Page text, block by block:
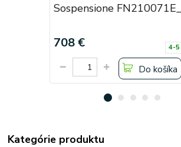
Sospensione
708 € 4-5
Do košíka
Kategórie produktu